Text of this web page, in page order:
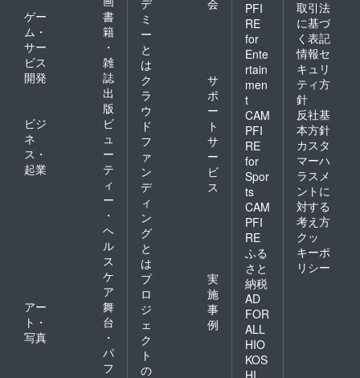
ゲー
ム・
サー
ビス
開発
書
籍
・
雑
誌
出
版
ビジ
ネ
ス・
起業
ビ
ュ
ー
テ
ィ
ー
・
ヘ
ル
ス
ケ
ア
アー
ト・
写真
舞
台
・
パ
フ
ミ
ー
と
は
ク
ラ
ウ
ド
フ
ァ
ン
デ
ィ
ン
グ
と
は
サ
ポ
ー
ト
サ
ー
ビ
ス
プ
ロ
ジ
ェ
ク
ト
の
実
施
事
例
PFI
RE
for
Ente
rtain
men
t
CAM
PFI
RE
for
Spor
ts
CAM
PFI
RE
ふる
さと
納税
AD
FOR
ALL
HIO
KOS
HI
取引法
に基づ
く表記
情報セ
キュリ
ティ方
針
反社基
本方針
カスタ
マーハ
ラスメ
ントに
対する
考え方
クッ
キーポ
リシー